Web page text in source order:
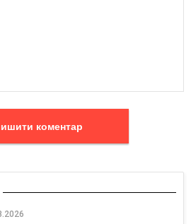
Залишити коментар